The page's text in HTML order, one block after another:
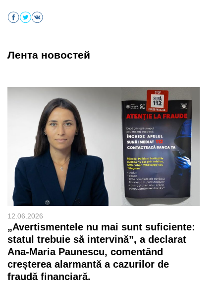
Лента новостей
12.06.2026
„Avertismentele nu mai sunt suficiente:
statul trebuie să intervină”, a declarat
Ana-Maria Paunescu, comentând
creșterea alarmantă a cazurilor de
fraudă financiară.